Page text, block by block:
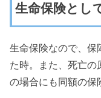
生命保険とし
生命保険なので、保
た時。また、死亡の
の場合にも同額の保